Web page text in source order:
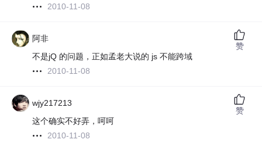
2010-11-08
阿非
不是jQ 的问题，正如孟老大说的 js 不能跨域
2010-11-08
赞
wjy217213
这个确实不好弄，呵呵
2010-11-08
赞